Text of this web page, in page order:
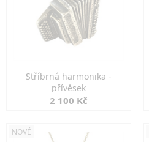
Stříbrná harmonika -
přívěsek
2 100 Kč
NOVÉ